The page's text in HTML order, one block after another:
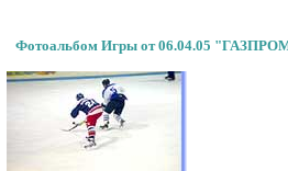
Фотоальбом Игры от 06.04.05